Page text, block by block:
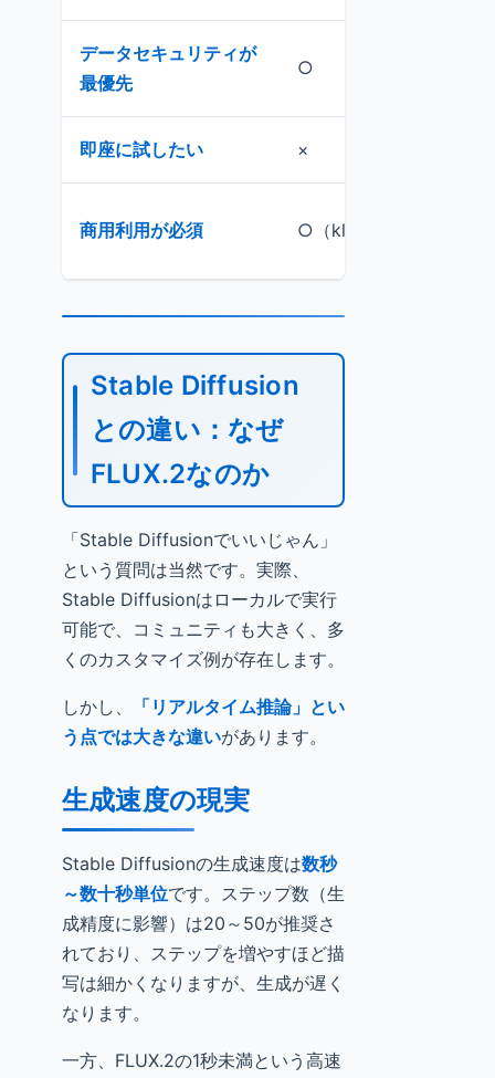
データセキュリティが
最優先
○
即座に試したい ×
商用利用が必須 ○（klein版）
Stable Diffusion
との違い：なぜ
FLUX.2なのか
「Stable Diffusionでいいじゃん」
という質問は当然です。実際、
Stable Diffusionはローカルで実行
可能で、コミュニティも大きく、多
くのカスタマイズ例が存在します。
しかし、
「リアルタイム推論」とい
う点では大きな違いがあります。
生成速度の現実
Stable Diffusionの生成速度は数秒
～数十秒単位です。ステップ数（生
成精度に影響）は20～50が推奨さ
れており、ステップを増やすほど描
写は細かくなりますが、生成が遅く
なります。
一方、FLUX.2の1秒未満という高速